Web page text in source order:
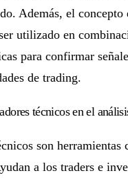
Además, el concepto
utilizado en
para confirmar
de trading.
técnicos en el
son herramientas
a los traders e